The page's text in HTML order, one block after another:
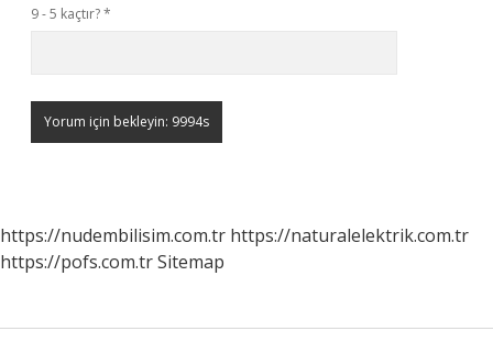
9 - 5 kaçtır?*
https://nudembilisim.com.tr https://naturalelektrik.com.tr
https://pofs.com.trSitemap